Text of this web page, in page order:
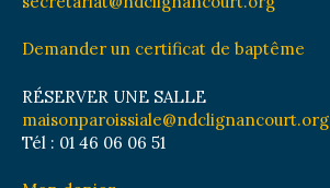
Demander un certificat de baptême
RÉSERVER UNE SALLE
maisonparoissiale@ndclignancourt.org
Tél : 01 46 06 06 51